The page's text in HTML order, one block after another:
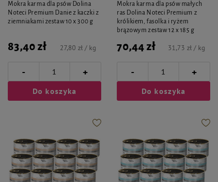
Mokra karma dla psów Dolina
Noteci Premium Danie z kaczki z
ziemniakami zestaw 10 x 300 g
83,40 zł 27,80 zł / kg
- +
Do koszyka
Mokra karma dla psów małych
ras Dolina Noteci Premium z
królikiem, fasolka i ryżem
brązowym zestaw 12 x 185 g
70,44 zł 31,73 zł / kg
- +
Do koszyka